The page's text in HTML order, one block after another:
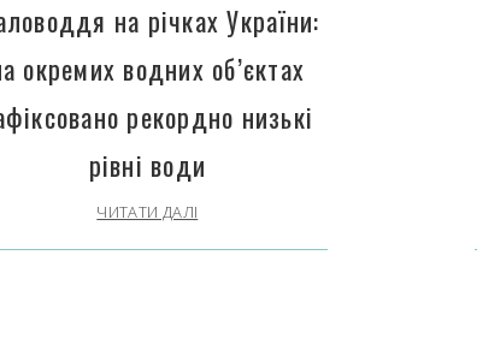
на річках України:
окремих водних об’єктах
рекордно низькі
рівні води
ЧИТАТИ ДАЛІ